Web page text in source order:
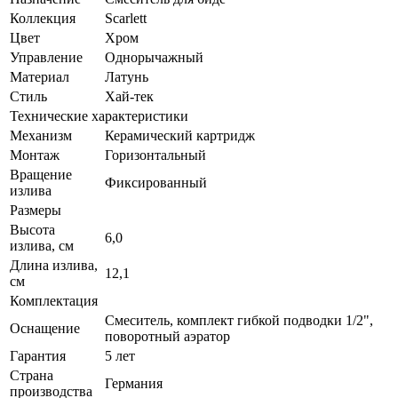
Коллекция
Scarlett
Цвет
Хром
Управление
Однорычажный
Материал
Латунь
Стиль
Хай-тек
Технические характеристики
Механизм
Керамический картридж
Монтаж
Горизонтальный
Вращение
излива
Фиксированный
Размеры
Высота
излива, см
6,0
Длина излива,
см
12,1
Комплектация
Оснащение
Смеситель, комплект гибкой подводки 1/2",
поворотный аэратор
Гарантия
5 лет
Страна
производства
Германия